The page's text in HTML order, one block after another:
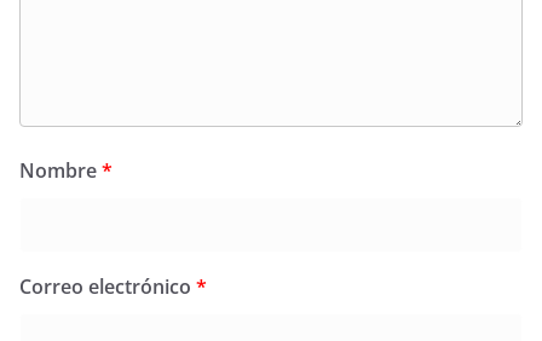
Nombre*
Correo electrónico *